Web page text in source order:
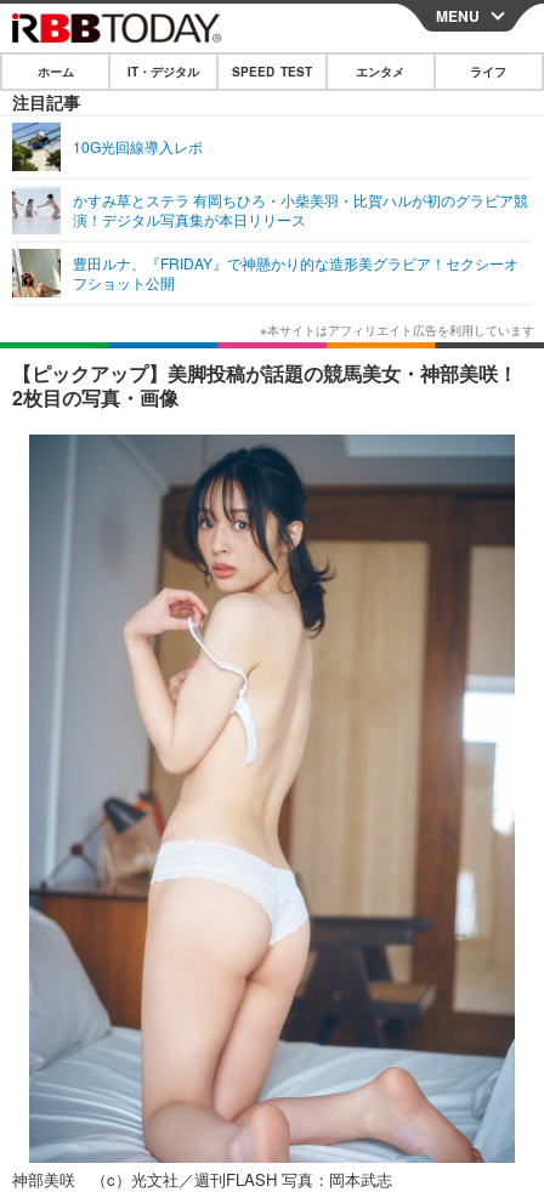
CLOSE
ホーム
IT・デジタル
ネタ
ショッピング その他
SPEED TEST
エンタメ
エンタメTOP
韓国・芸能
音楽 スポーツ
ライフ
ライフTOP グルメ
ペット ショッピング
その他
リリース一覧
プッシュ通知の停止方法
MENU
ホーム IT・デジタル SPEED TEST エンタメ ライフ
注目記事
10G光回線導入レポ
かすみ草とステラ 有岡ちひろ・小柴美羽・比賀ハルが初のグラビア競
演！デジタル写真集が本日リリース
豊田ルナ、『FRIDAY』で神懸かり的な造形美グラビア！セクシーオ
フショット公開
【ピックアップ】美脚投稿が話題の競馬美女・神部美咲！
2枚目の写真・画像
神部美咲 （c）光文社／週刊FLASH 写真：岡本武志